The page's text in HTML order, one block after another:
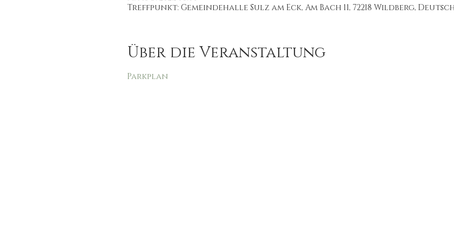
Treffpunkt: Gemeindehalle Sulz am Eck, Am Bach 11, 72218 Wildberg,
Über die Veranstaltung
Parkplan